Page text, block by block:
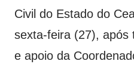
Civil do Estado do
sexta-feira (27), após
e apoio da